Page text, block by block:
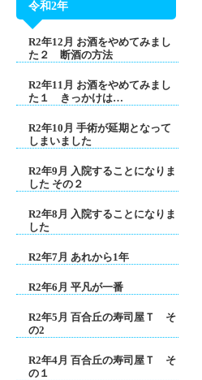
令和2年
R2年12月 お酒をやめてみまし
た２ 断酒の方法
R2年11月 お酒をやめてみまし
た１ きっかけは…
R2年10月 手術が延期となって
しまいました
R2年9月 入院することになりま
した その２
R2年8月 入院することになりま
した
R2年7月 あれから1年
R2年6月 平凡が一番
R2年5月 百合丘の寿司屋Ｔ そ
の2
R2年4月 百合丘の寿司屋Ｔ そ
の１